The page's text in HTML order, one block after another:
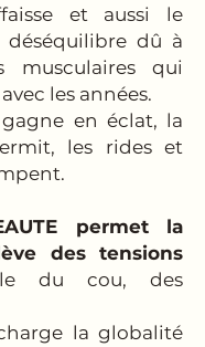
et aussi le
déséquilibre dû à
musculaires qui
les années.
en éclat, la
les rides et
permet la
des tensions
du cou, des
la globalité